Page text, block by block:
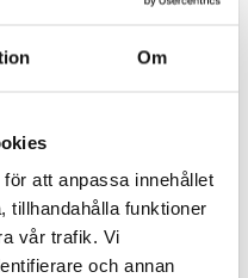
Om
att anpassa innehållet
tillhandahålla funktioner
vår trafik. Vi
och annan
Alive Alkaliska AA-batterier
40-pack